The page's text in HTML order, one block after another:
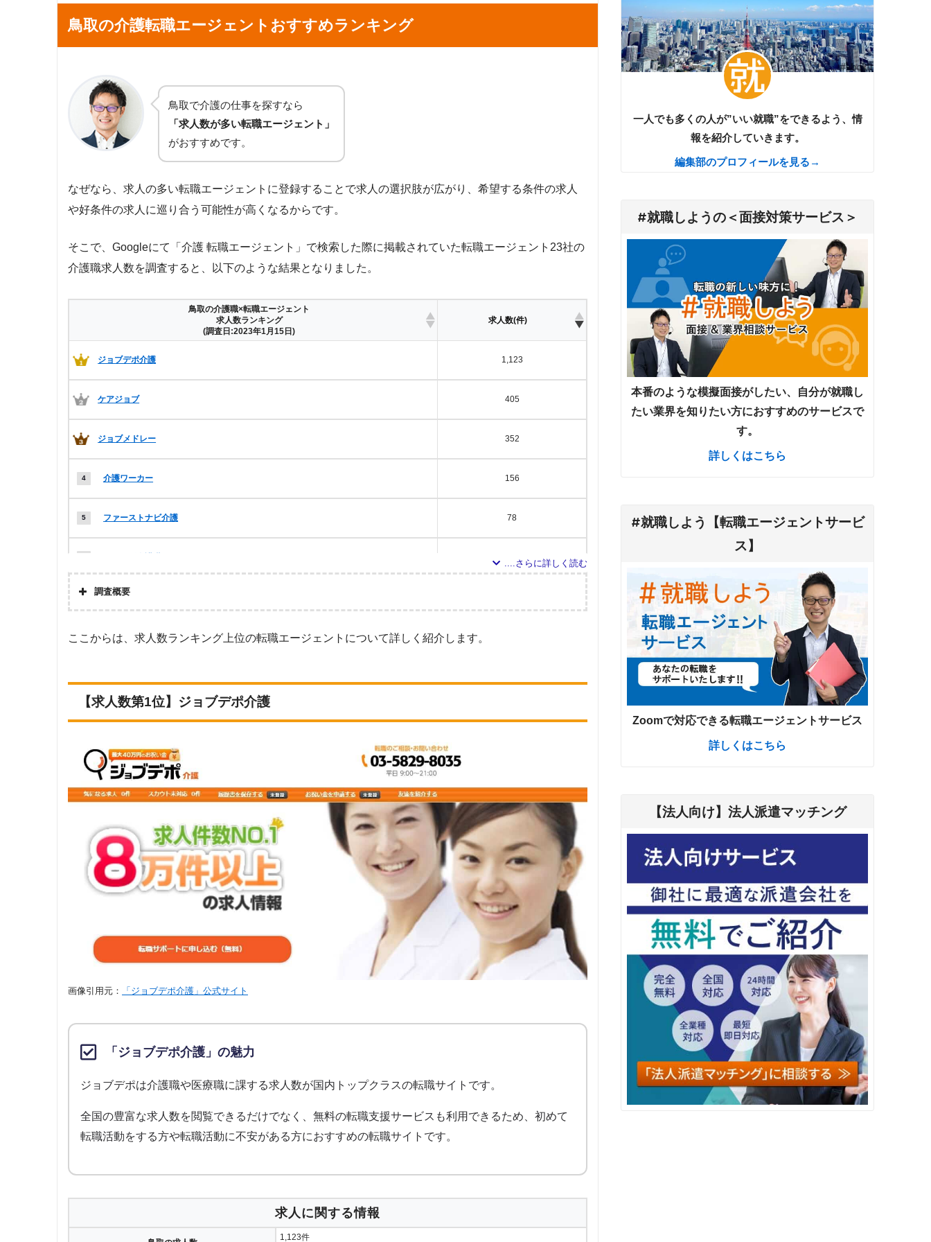
鳥取の介護転職エージェントおすすめランキング
鳥取で介護の仕事を探すなら
「求人数が多い転職エージェント」
がおすすめです。
なぜなら、求人の多い転職エージェントに登録することで求人の選択肢が広がり、希望する条件の求人
や好条件の求人に巡り合う可能性が高くなるからです。
そこで、Googleにて「介護 転職エージェント」で検索した際に掲載されていた転職エージェント23社の
介護職求人数を調査すると、以下のような結果となりました。
鳥取の介護職×転職エージェント
求人数ランキング
(調査日:2023年1月15日)
求人数(件)
ジョブデポ介護 1,123
ケアジョブ 405
ジョブメドレー 352
介護ワーカー 156
ファーストナビ介護 78
レバウェル介護 正社員紹介
介護ワーク
MC-介護のお仕事
介護ぷらす＋
調査概要
株式会社アドバンスフロー
ージェントのうち、「『有料職業紹介事業許可』を取得している」「介護職の職業紹介専門」の条件を満たす企業23社を対象としました。
上記で調査対象とした転職エージェント23社が各社のWEBサイトで公開している求人のうち、「職種：介護職・ヘルパー／介護福祉士」「雇用形態：正
ランキング対象外転職エージェントについて
上記23社のうち「求人数がゼロ件」または「サービスエリア対象外」の転職エージェントについては、ランキングから除外しています。
調査日
ここからは、求人数ランキング上位の転職エージェントについて詳しく紹介します。
【求人数第1位】ジョブデポ介護
画像引用元： 「ジョブデポ介護」公式サイト
「ジョブデポ介護」の魅力
ジョブデポは介護職や医療職に課する求人数が国内トップクラスの転職サイトです。
全国の豊富な求人数を閲覧できるだけでなく、無料の転職支援サービスも利用できるため、初めて
転職活動をする方や転職活動に不安がある方におすすめの転職サイトです。
求人に関する情報
1,123件
一人でも多くの人が”いい就職”をできるよう、情
報を紹介していきます。
編集部のプロフィールを見る→
#就職しようの＜面接対策サービス＞
本番のような模擬面接がしたい、自分が就職し
たい業界を知りたい方におすすめのサービスで
す。
詳しくはこちら
#就職しよう【転職エージェントサービ
ス】
Zoomで対応できる転職エージェントサービス
詳しくはこちら
【法人向け】法人派遣マッチング